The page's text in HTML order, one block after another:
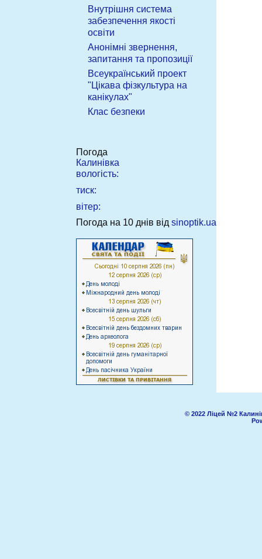
Внутрішня система
забезпечення якості
освіти
Анонімні звернення,
запитання та пропозиції
Всеукраїнський проект
"Цікава фізкультура на
канікулах"
Клас безпеки
Погода
Калинівка
вологість:
тиск:
вітер:
Погода на 10 днів від sinoptik.ua
© 2022 Ліцей №2